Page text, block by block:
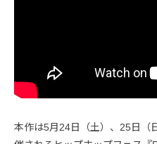
本作は5月24日（土）、25日（